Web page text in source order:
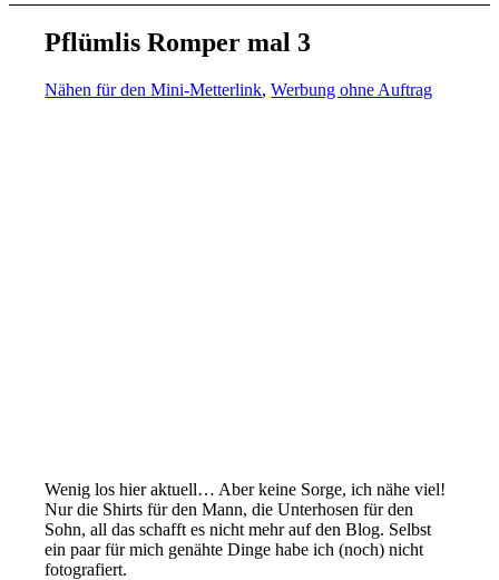
Pflümlis Romper mal 3
Nähen für den Mini-Metterlink,Werbung ohne Auftrag
Wenig los hier aktuell… Aber keine Sorge, ich nähe viel!
Nur die Shirts für den Mann, die Unterhosen für den
Sohn, all das schafft es nicht mehr auf den Blog. Selbst
ein paar für mich genähte Dinge habe ich (noch) nicht
fotografiert.